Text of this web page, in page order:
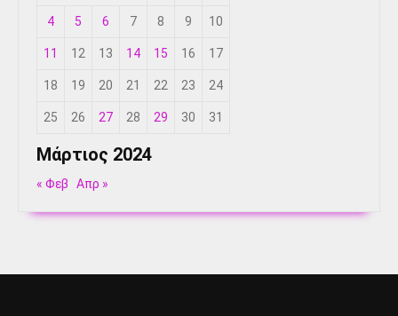
Μάρτιος 2024
4 5 6 7 8 9 10
11 12 13 14 15 16 17
18 19 20 21 22 23 24
25 26 27 28 29 30 31
« Φεβ Απρ »